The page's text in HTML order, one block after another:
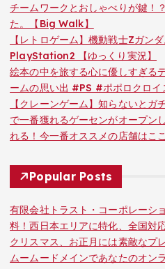
チームワークとおしゃべりが鍵！
た。【Big Walk】
【レトロゲーム】機動戦士Zガン
PlayStation2 【ゆっくり実況】
絵本の中を旅する心に優しすぎ
ームの思い出 #PS #ポポロクロイ
【クレーンゲーム】知らないと
で一番獲れるゲーセンがオープン
れる！今一番オススメの店舗はこ
Popular Posts
有限会社トラスト・コーポレーシ
料！西日本エリアに特化、全国対
クリスマス、お正月には素敵なプ
ムームードメインであなたのオン